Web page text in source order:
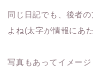
同じ日記でも、後者
よね(太字が情報にあ
写真もあってイメージ